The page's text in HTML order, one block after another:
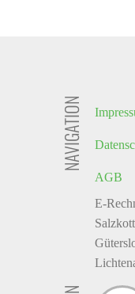
NAVIGATION
AGB
E-